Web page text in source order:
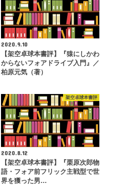
2020.9.10
【架空卓球本書評】『猿にしかわ
からないフォアドライブ入門』／
柏原元気（著）
架空卓球本書評
2020.8.12
【架空卓球本書評】『栗原次郎物
語・フォア前フリック主戦型で世
界を獲った男…